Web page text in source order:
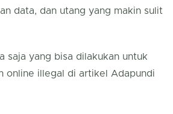
data, dan utang yang makin sulit
saja yang bisa dilakukan untuk
online illegal di artikel Adapundi